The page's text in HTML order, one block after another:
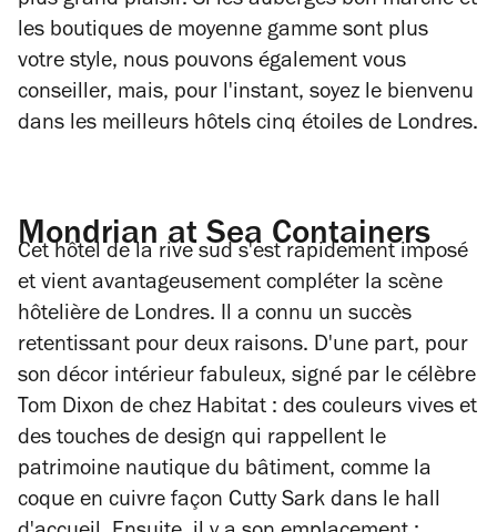
les boutiques de moyenne gamme sont plus
votre style, nous pouvons également vous
conseiller, mais, pour l'instant, soyez le bienvenu
dans les meilleurs hôtels cinq étoiles de Londres.
Mondrian at Sea Containers
Cet hôtel de la rive sud s'est rapidement imposé
et vient avantageusement compléter la scène
hôtelière de Londres. Il a connu un succès
retentissant pour deux raisons. D'une part, pour
son décor intérieur fabuleux, signé par le célèbre
Tom Dixon de chez Habitat : des couleurs vives et
des touches de design qui rappellent le
patrimoine nautique du bâtiment, comme la
coque en cuivre façon Cutty Sark dans le hall